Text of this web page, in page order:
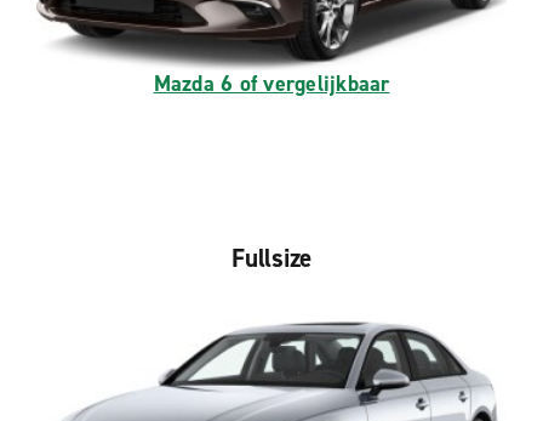
Mazda 6 of vergelijkbaar
Fullsize